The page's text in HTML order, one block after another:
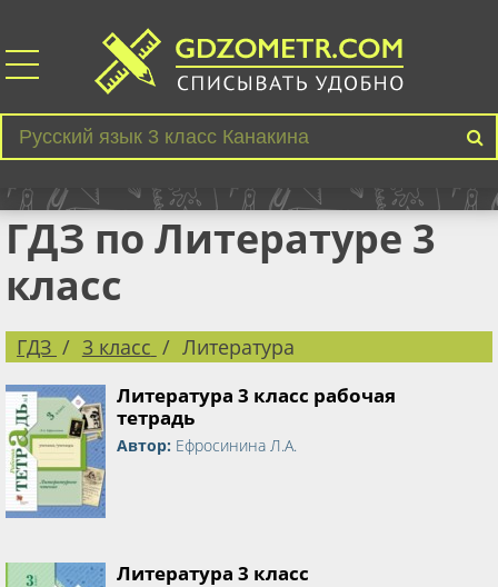
ГДЗ по Литературе 3
класс
ГДЗ 3 класс Литература
Литература 3 класс рабочая
тетрадь
Автор: Ефросинина Л.А.
Литература 3 класс